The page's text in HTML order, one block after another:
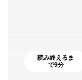
読み終えるま
で9分